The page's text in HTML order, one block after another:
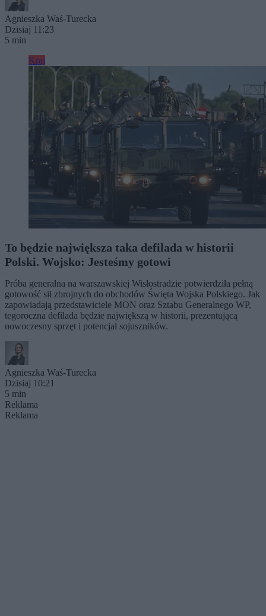
Agnieszka Waś-Turecka
Dzisiaj 11:23
5 min
Kraj
To będzie największa taka defilada w historii
Polski. Wojsko: Jesteśmy gotowi
Próba generalna na warszawskiej Wisłostradzie potwierdziła pełną
gotowość sił zbrojnych do obchodów Święta Wojska Polskiego. Jak
zapowiadają przedstawiciele MON oraz Sztabu Generalnego WP,
tegoroczna defilada będzie największą w historii, prezentującą
nowoczesny sprzęt i potencjał sojuszników.
Agnieszka Waś-Turecka
Dzisiaj 10:21
5 min
Reklama
Reklama